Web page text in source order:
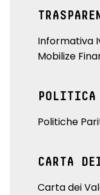
Informativa
Mobilize
Politiche
CARTA
Carta dei